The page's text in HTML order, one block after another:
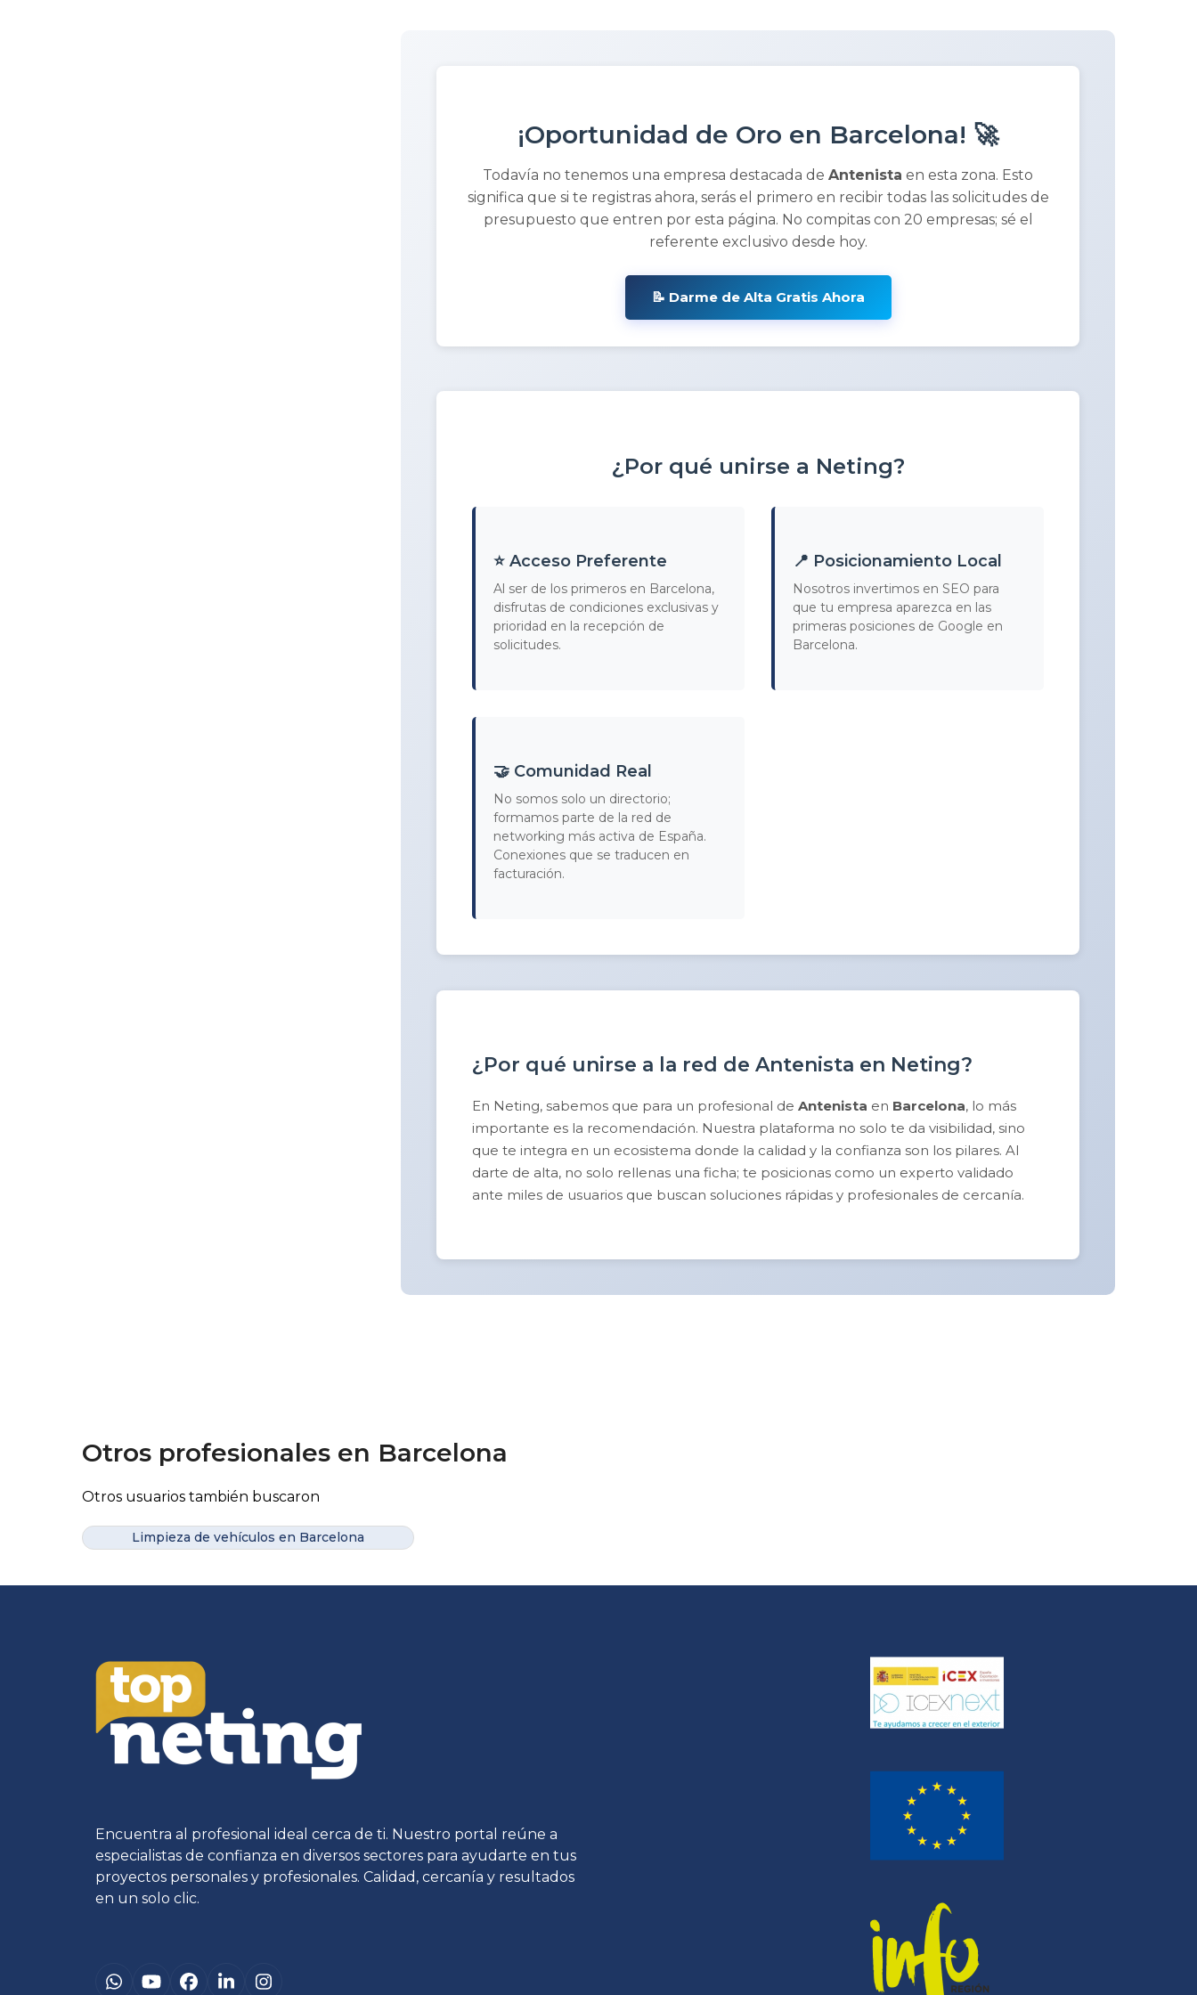
¡Oportunidad de Oro en Barcelona! 🚀
Todavía no tenemos una empresa destacada de Antenista en esta zona. Esto
significa que si te registras ahora, serás el primero en recibir todas las solicitudes de
presupuesto que entren por esta página. No compitas con 20 empresas; sé el
referente exclusivo desde hoy.
📝 Darme de Alta Gratis Ahora
¿Por qué unirse a Neting?
⭐ Acceso Preferente
Al ser de los primeros en Barcelona,
disfrutas de condiciones exclusivas y
prioridad en la recepción de
solicitudes.
📍 Posicionamiento Local
Nosotros invertimos en SEO para
que tu empresa aparezca en las
primeras posiciones de Google en
Barcelona.
🤝 Comunidad Real
No somos solo un directorio;
formamos parte de la red de
networking más activa de España.
Conexiones que se traducen en
facturación.
¿Por qué unirse a la red de Antenista en Neting?
En Neting, sabemos que para un profesional de Antenista en Barcelona, lo más
importante es la recomendación. Nuestra plataforma no solo te da visibilidad, sino
que te integra en un ecosistema donde la calidad y la confianza son los pilares. Al
darte de alta, no solo rellenas una ficha; te posicionas como un experto validado
ante miles de usuarios que buscan soluciones rápidas y profesionales de cercanía.
Otros profesionales en Barcelona
Otros usuarios también buscaron
Limpieza de vehículos en Barcelona
Encuentra al profesional ideal cerca de ti. Nuestro portal reúne a
especialistas de confianza en diversos sectores para ayudarte en tus
proyectos personales y profesionales. Calidad, cercanía y resultados
en un solo clic.
Whatsapp
YouTubeFacebook
LinkedInInstagram